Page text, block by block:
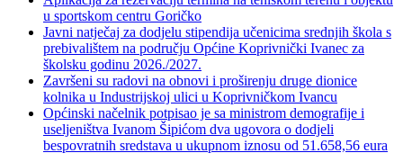
u sportskom centru Goričko
Javni natječaj za dodjelu stipendija učenicima srednjih škola s
prebivalištem na području Općine Koprivnički Ivanec za
školsku godinu 2026./2027.
Završeni su radovi na obnovi i proširenju druge dionice
kolnika u Industrijskoj ulici u Koprivničkom Ivancu
Općinski načelnik potpisao je sa ministrom demografije i
useljeništva Ivanom Šipićom dva ugovora o dodjeli
bespovratnih sredstava u ukupnom iznosu od 51.658,56 eura